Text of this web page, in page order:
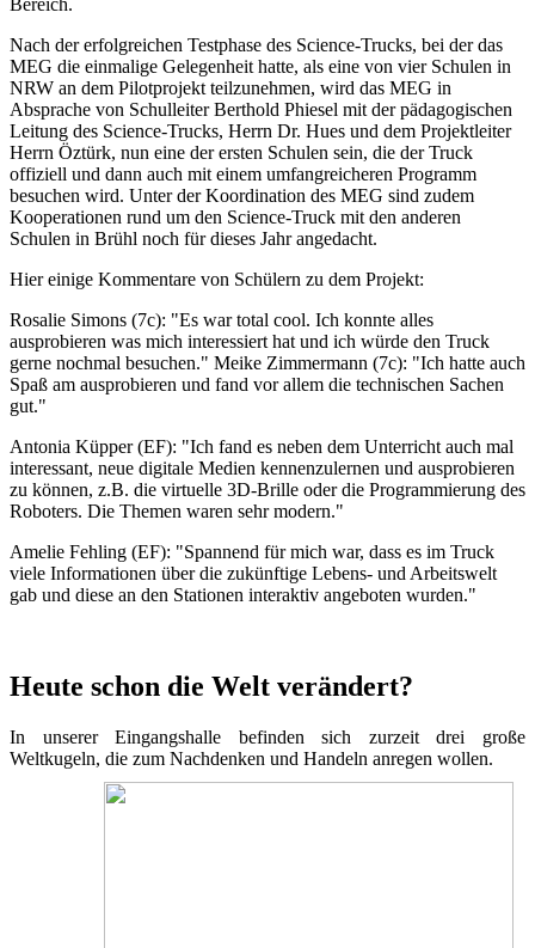
Bereich.
Nach der erfolgreichen Testphase des Science-Trucks, bei der das
MEG die einmalige Gelegenheit hatte, als eine von vier Schulen in
NRW an dem Pilotprojekt teilzunehmen, wird das MEG in
Absprache von Schulleiter Berthold Phiesel mit der pädagogischen
Leitung des Science-Trucks, Herrn Dr. Hues und dem Projektleiter
Herrn Öztürk, nun eine der ersten Schulen sein, die der Truck
offiziell und dann auch mit einem umfangreicheren Programm
besuchen wird. Unter der Koordination des MEG sind zudem
Kooperationen rund um den Science-Truck mit den anderen
Schulen in Brühl noch für dieses Jahr angedacht.
Hier einige Kommentare von Schülern zu dem Projekt:
Rosalie Simons (7c): "Es war total cool. Ich konnte alles
ausprobieren was mich interessiert hat und ich würde den Truck
gerne nochmal besuchen." Meike Zimmermann (7c): "Ich hatte auch
Spaß am ausprobieren und fand vor allem die technischen Sachen
gut."
Antonia Küpper (EF): "Ich fand es neben dem Unterricht auch mal
interessant, neue digitale Medien kennenzulernen und ausprobieren
zu können, z.B. die virtuelle 3D-Brille oder die Programmierung des
Roboters. Die Themen waren sehr modern."
Amelie Fehling (EF): "Spannend für mich war, dass es im Truck
viele Informationen über die zukünftige Lebens- und Arbeitswelt
gab und diese an den Stationen interaktiv angeboten wurden."
Heute schon die Welt verändert?
In unserer Eingangshalle befinden sich zurzeit drei große
Weltkugeln, die zum Nachdenken und Handeln anregen wollen.